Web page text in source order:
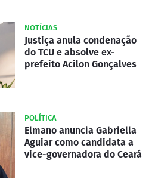
NOTÍCIAS
Justiça anula condenação
do TCU e absolve ex-
prefeito Acilon Gonçalves
POLÍTICA
Elmano anuncia Gabriella
Aguiar como candidata a
vice-governadora do Ceará